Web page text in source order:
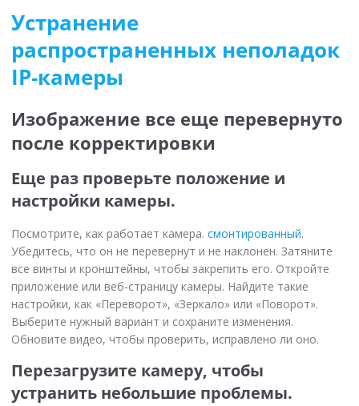
Устранение
распространенных неполадок
IP-камеры
Изображение все еще перевернуто
после корректировки
Еще раз проверьте положение и
настройки камеры.
Посмотрите, как работает камера. смонтированный.
Убедитесь, что он не перевернут и не наклонен. Затяните
все винты и кронштейны, чтобы закрепить его. Откройте
приложение или веб-страницу камеры. Найдите такие
настройки, как «Переворот», «Зеркало» или «Поворот».
Выберите нужный вариант и сохраните изменения.
Обновите видео, чтобы проверить, исправлено ли оно.
Перезагрузите камеру, чтобы
устранить небольшие проблемы.